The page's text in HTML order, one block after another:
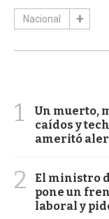
Nacional
1
Un muerto,
caídos y
ameritó
2
El ministro
pone un
laboral y